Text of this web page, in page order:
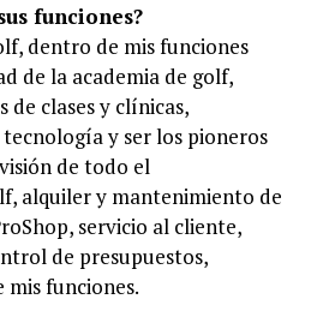
funciones?
dentro de mis funciones
de la academia de golf,
de clases y clínicas,
y ser los pioneros
de todo el
alquiler y mantenimiento de
servicio al cliente,
de presupuestos,
funciones.